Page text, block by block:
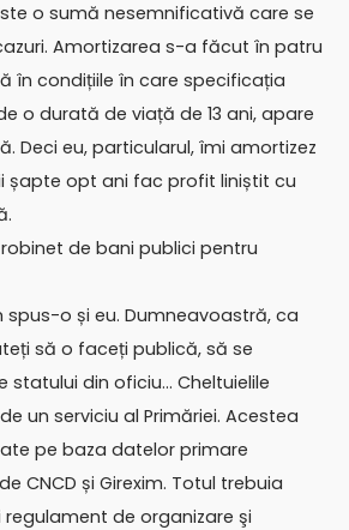
o sumă nesemnificativă care se
Amortizarea s-a făcut în patru
în condițiile în care specificația
o durată de viață de 13 ani, apare
Deci eu, particularul, îmi amortizez
șapte opt ani fac profit liniștit cu
de bani publici pentru
spus-o și eu. Dumneavoastră, ca
să o faceți publică, să se
statului din oficiu… Cheltuielile
un serviciu al Primăriei. Acestea
pe baza datelor primare
CNCD și Girexim. Totul trebuia
de organizare şi